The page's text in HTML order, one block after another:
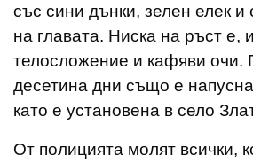
със сини дънки, зелен елек и
на главата. Ниска на ръст е,
телосложение и кафяви очи.
десетина дни също е
като е установена в село
От полицията молят всички,